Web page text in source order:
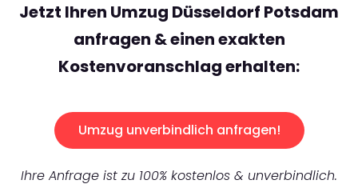
Jetzt Ihren Umzug Düsseldorf Potsdam
anfragen & einen exakten
Kostenvoranschlag erhalten:
Umzug unverbindlich anfragen!
Ihre Anfrage ist zu 100% kostenlos & unverbindlich.